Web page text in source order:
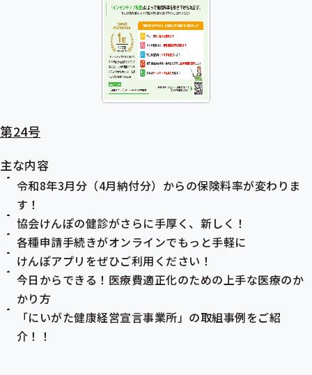
第24号
主な内容
令和8年3月分（4月納付分）からの保険料率が変わりま
す！
協会けんぽの健診がさらに手厚く、新しく！
各種申請手続きがオンラインでもっと手軽に
けんぽアプリをぜひご利用ください！
今日からできる！医療費適正化のための上手な医療のか
かり方
「にいがた健康経営宣言事業所」の取組事例をご紹
介！！